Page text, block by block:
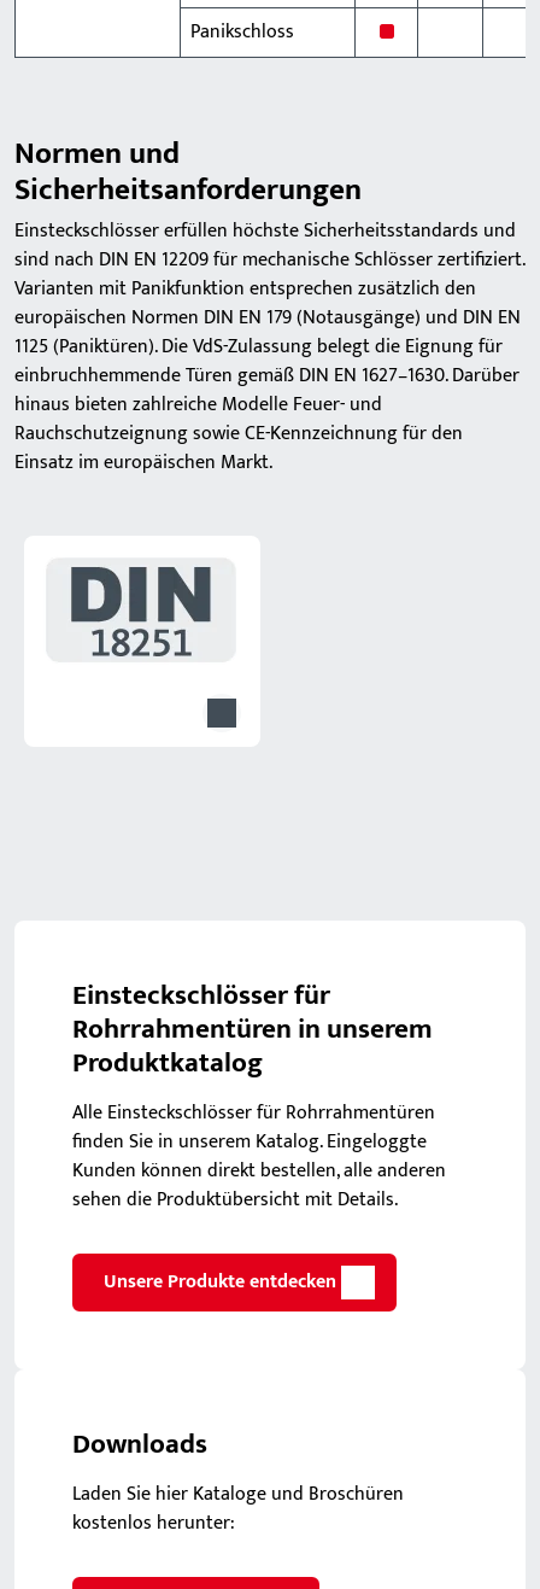
Panikschloss x
Normen und
Sicherheitsanforderungen
Einsteckschlösser erfüllen höchste Sicherheitsstandards und
sind nach DIN EN 12209 für mechanische Schlösser zertifiziert.
Varianten mit Panikfunktion entsprechen zusätzlich den
europäischen Normen DIN EN 179 (Notausgänge) und DIN EN
1125 (Paniktüren). Die VdS-Zulassung belegt die Eignung für
einbruchhemmende Türen gemäß DIN EN 1627–1630. Darüber
hinaus bieten zahlreiche Modelle Feuer- und
Rauchschutzeignung sowie CE-Kennzeichnung für den
Einsatz im europäischen Markt.
Einsteckschlösser für
Rohrrahmentüren in unserem
Produktkatalog
Alle Einsteckschlösser für Rohrrahmentüren
finden Sie in unserem Katalog. Eingeloggte
Kunden können direkt bestellen, alle anderen
sehen die Produktübersicht mit Details.
Unsere Produkte entdecken
Downloads
Laden Sie hier Kataloge und Broschüren
kostenlos herunter: